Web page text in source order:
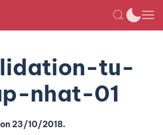
tu-
nhat-01
on23/10/2018.